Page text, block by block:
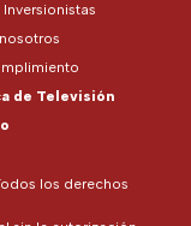
los derechos
Inversionistas
de Televisión